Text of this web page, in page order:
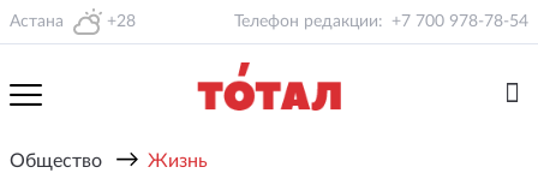
Астана +28 Телефон редакции: +7 700 978-78-54
Общество → Жизнь